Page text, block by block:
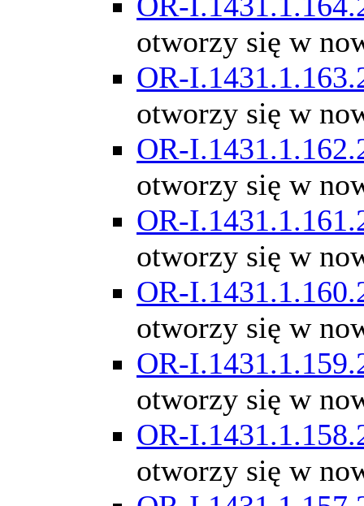
otworzy się w
OR-
otworzy się w
OR-
otworzy się w
OR-
otworzy się w
OR-
otworzy się w
OR-
otworzy się w
OR-
otworzy się w